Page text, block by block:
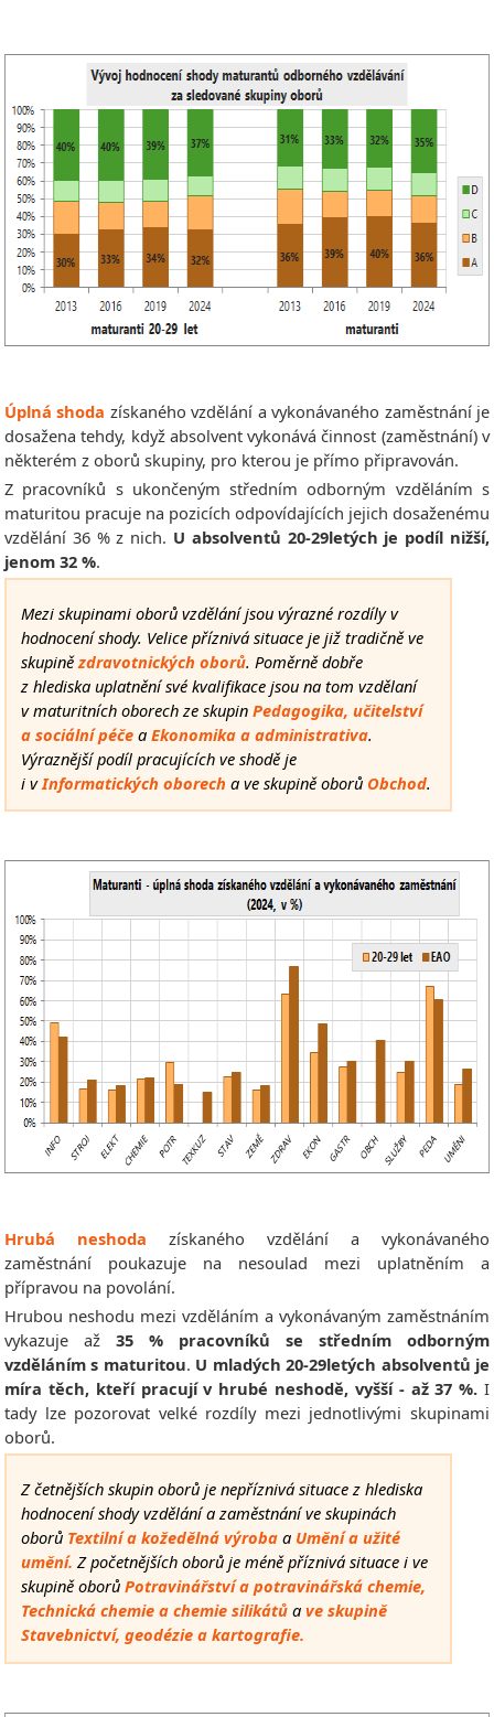
Úplná shoda získaného vzdělání a vykonávaného zaměstnání je
dosažena tehdy, když absolvent vykonává činnost (zaměstnání) v
některém z oborů skupiny, pro kterou je přímo připravován.
Z pracovníků s ukončeným středním odborným vzděláním s
maturitou pracuje na pozicích odpovídajících jejich dosaženému
vzdělání 36 % z nich. U absolventů 20-29letých je podíl nižší,
jenom 32 %.
Mezi skupinami oborů vzdělání jsou výrazné rozdíly v
hodnocení shody. Velice příznivá situace je již tradičně ve
skupinězdravotnických oborů. Poměrně dobře
z hlediska uplatnění své kvalifikace jsou na tom vzdělaní
v maturitních oborech ze skupinPedagogika, učitelství
a sociální péčea Ekonomikaa administrativa.
Výraznější podíl pracujících ve shodě je
i vInformatických oborech a ve skupině oborů Obchod.
Hrubá neshoda
získaného vzdělání a vykonávaného
zaměstnání poukazuje na nesoulad mezi uplatněním a
přípravou na povolání.
Hrubou neshodu mezi vzděláním a vykonávaným zaměstnáním
vykazuje až 35 % pracovníků se středním odborným
vzděláním s maturitou. U mladých 20-29letých absolventů je
míra těch, kteří pracují v hrubé neshodě, vyšší - až 37 %. I
tady lze pozorovat velké rozdíly mezi jednotlivými skupinami
oborů.
Z četnějších skupin oborů je nepříznivá situace z hlediska
hodnocení shody vzdělání a zaměstnání ve skupinách
oborů Textilní a kožedělná výrobaa Umění a užité
umění.Z početnějších oborů je méně příznivá situace i ve
skupině oborůPotravinářství a potravinářská chemie,
Technická chemie a chemie silikátůa ve skupině
Stavebnictví, geodézie a kartografie.